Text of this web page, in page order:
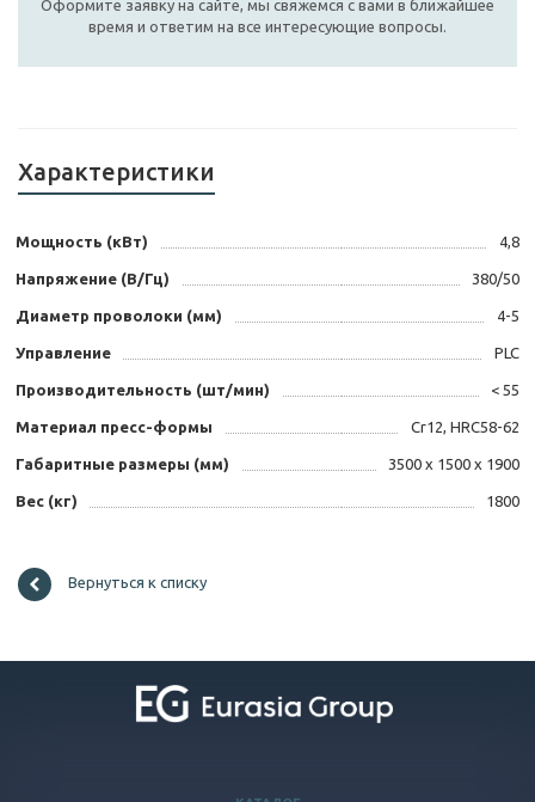
Оформите заявку на сайте, мы свяжемся с вами в ближайшее
время и ответим на все интересующие вопросы.
Характеристики
Мощность (кВт) 4,8
Напряжение (В/Гц) 380/50
Диаметр проволоки (мм) 4-5
Управление PLC
Производительность (шт/мин) < 55
Материал пресс-формы Cr12, HRC58-62
Габаритные размеры (мм) 3500 х 1500 х 1900
Вес (кг) 1800
Вернуться к списку